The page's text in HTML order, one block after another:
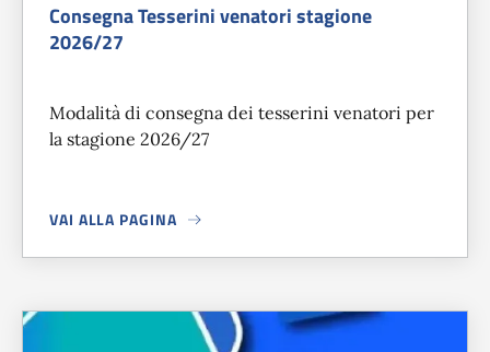
Consegna Tesserini venatori stagione
2026/27
Modalità di consegna dei tesserini venatori per
la stagione 2026/27
VAI ALLA PAGINA
A PROPOSITO DICONSEGNA TESSERINI VENATORI